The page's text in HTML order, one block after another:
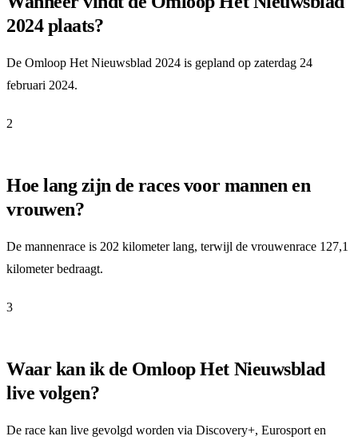
2024 plaats?
De Omloop Het Nieuwsblad 2024 is gepland op zaterdag 24
februari 2024.
2
Hoe lang zijn de races voor mannen en
vrouwen?
De mannenrace is 202 kilometer lang, terwijl de vrouwenrace 127,1
kilometer bedraagt.
3
Waar kan ik de Omloop Het Nieuwsblad
live volgen?
De race kan live gevolgd worden via Discovery+, Eurosport en